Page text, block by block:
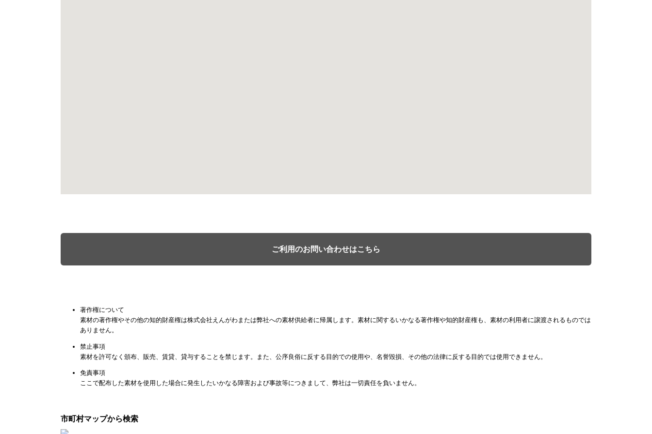
ご利用のお問い合わせはこちら
著作権について
素材の著作権やその他の知的財産権は株式会社えんがわまたは弊社への素材供給者に帰属します。素材に関するいかなる著作権や知的財産権も、素材の利用者に譲渡されるものでは
ありません。
禁止事項
素材を許可なく頒布、販売、賃貸、貸与することを禁じます。また、公序良俗に反する目的での使用や、名誉毀損、その他の法律に反する目的では使用できません。
免責事項
ここで配布した素材を使用した場合に発生したいかなる障害および事故等につきまして、弊社は一切責任を負いません。
市町村マップから検索